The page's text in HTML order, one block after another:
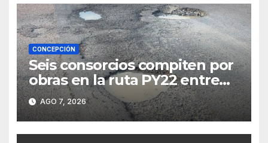
CONCEPCIÓN
Seis consorcios compiten por
obras en la ruta PY22 entre
Concepción y Vallemí
AGO 7, 2026